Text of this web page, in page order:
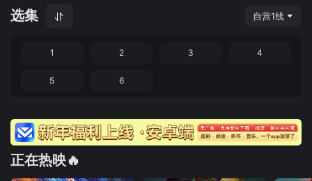
选集 自营1线
1 2 3 4
5 6
正在热映🔥